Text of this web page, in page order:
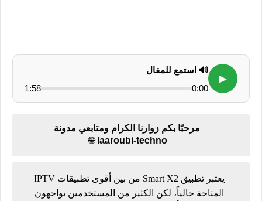
▶
🔊 استمع للمقال
0:00
1:58
مرحبًا بكم زوارنا الكرام ومتابعي مدونة
laaroubi-techno
🌐
يعتبر تطبيق Smart X2 من بين أقوى تطبيقات IPTV
المتاحة حالياً، لكن الكثير من المستخدمين يواجهون